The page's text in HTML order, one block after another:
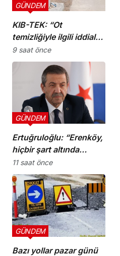
KIB-TEK: “Ot
temizliğiyle ilgili iddialar
doğru değil”
GÜNDEM
9 saat önce
Ertuğruloğlu: “Erenköy,
hiçbir şart altında
esareti kabul
etmeyeceğimizin en
açık kanıtıdır”
GÜNDEM
11 saat önce
Bazı yollar pazar günü
GÜNDEM